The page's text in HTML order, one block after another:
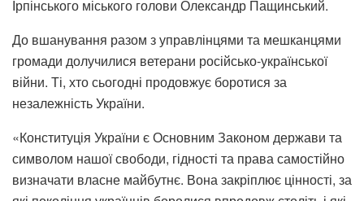
Ірпінського міського голови Олександр Пащинський.
До вшанування разом з управлінцями та мешканцями
громади долучилися ветерани російсько-української
війни. Ті, хто сьогодні продовжує боротися за
незалежність України.
«Конституція України є Основним Законом держави та
символом нашої свободи, гідності та права самостійно
визначати власне майбутнє. Вона закріплює цінності, за